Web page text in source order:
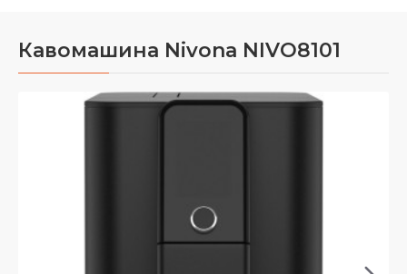
Кавомашина Nivona NIVO8101